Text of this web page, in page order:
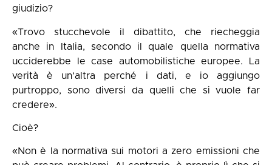
giudizio?
«Trovo stucchevole il dibattito, che riecheggia
anche in Italia, secondo il quale quella normativa
ucciderebbe le case automobilistiche europee. La
verità è un’altra perché i dati, e io aggiungo
purtroppo, sono diversi da quelli che si vuole far
credere».
Cioè?
«Non è la normativa sui motori a zero emissioni che